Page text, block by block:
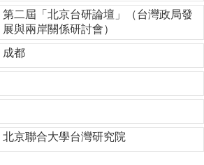
第二屆「北京台研論壇」（台灣政局發
展與兩岸關係研討會）
成都
北京聯合大學台灣研究院